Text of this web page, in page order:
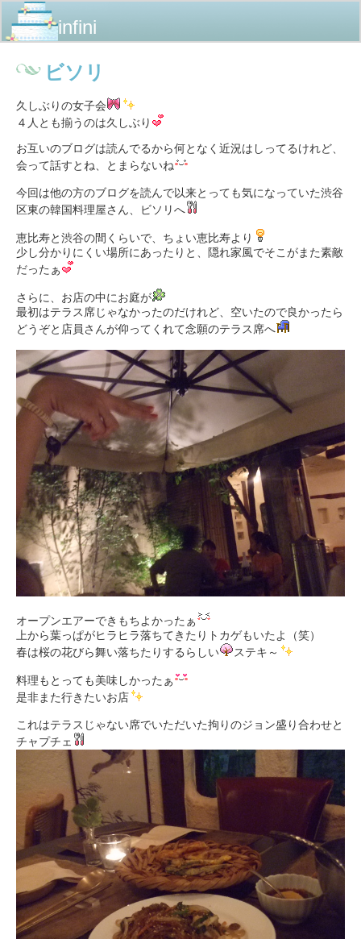
infini
ビソリ
久しぶりの女子会
４人とも揃うのは久しぶり
お互いのブログは読んでるから何となく近況はしってるけれど、
会って話すとね、とまらないね
今回は他の方のブログを読んで以来とっても気になっていた渋谷
区東の韓国料理屋さん、ビソリへ
恵比寿と渋谷の間くらいで、ちょい恵比寿より
少し分かりにくい場所にあったりと、隠れ家風でそこがまた素敵
だったぁ
さらに、お店の中にお庭が
最初はテラス席じゃなかったのだけれど、空いたので良かったら
どうぞと店員さんが仰ってくれて念願のテラス席へ
オープンエアーできもちよかったぁ
上から葉っぱがヒラヒラ落ちてきたりトカゲもいたよ（笑）
春は桜の花びら舞い落ちたりするらしい
ステキ～
料理もとっても美味しかったぁ
是非また行きたいお店
これはテラスじゃない席でいただいた拘りのジョン盛り合わせと
チャプチェ